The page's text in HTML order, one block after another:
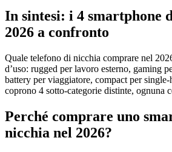
In sintesi: i 4 smartphone
2026 a confronto
Quale telefono di nicchia comprare nel
d’uso: rugged per lavoro esterno, gaming
battery per viaggiatore, compact per
coprono 4 sotto-categorie distinte, ognuna
Perché comprare uno
nicchia nel 2026?